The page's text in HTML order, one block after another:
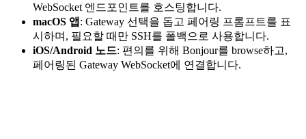
WebSocket 엔드포인트를 호스팅합니다.
macOS 앱 : Gateway 선택을 돕고 페어링 프롬프트를 표
시하며, 필요할 때만 SSH를 폴백으로 사용합니다.
iOS/Android 노드: 편의를 위해 Bonjour를 browse하고,
페어링된 Gateway WebSocket에 연결합니다.